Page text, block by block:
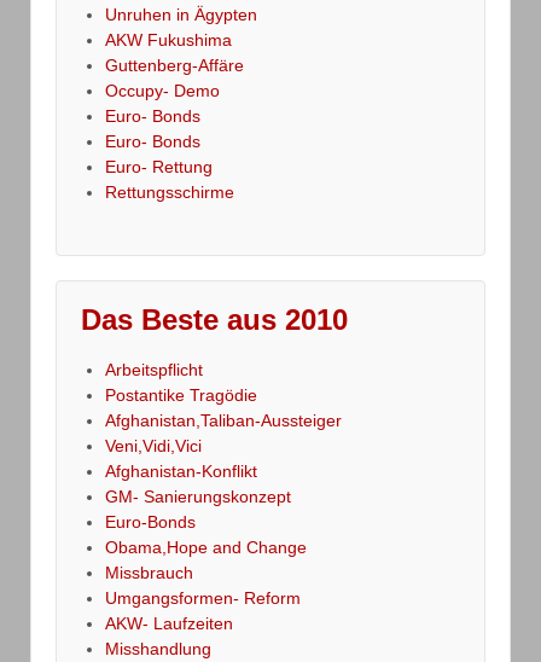
Unruhen in Ägypten
AKW Fukushima
Guttenberg-Affäre
Occupy- Demo
Euro- Bonds
Euro- Bonds
Euro- Rettung
Rettungsschirme
Das Beste aus 2010
Arbeitspflicht
Postantike Tragödie
Afghanistan,Taliban-Aussteiger
Veni,Vidi,Vici
Afghanistan-Konflikt
GM- Sanierungskonzept
Euro-Bonds
Obama,Hope and Change
Missbrauch
Umgangsformen- Reform
AKW- Laufzeiten
Misshandlung